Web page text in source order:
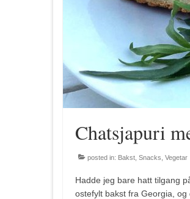
Chatsjapuri
posted in: Bakst Snacks Vegetar
Hadde jeg bare hatt tilgang
ostefylt bakst fra Georgia,